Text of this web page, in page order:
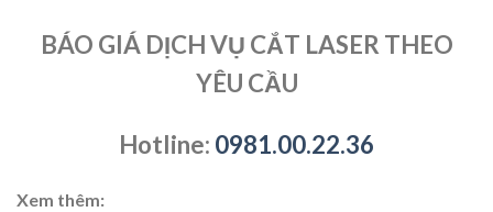
BÁO GIÁ DỊCH VỤ CẮT LASER THEO
YÊU CẦU
Hotline: 0981.00.22.36
Xem thêm: